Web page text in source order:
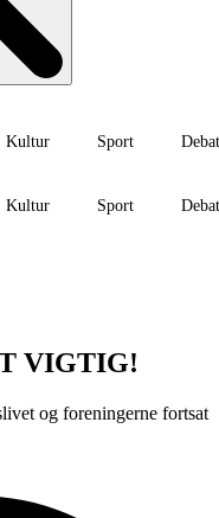
Kultur Sport Debat
Kultur Sport Debat
VIGTIG!
og foreningerne fortsat